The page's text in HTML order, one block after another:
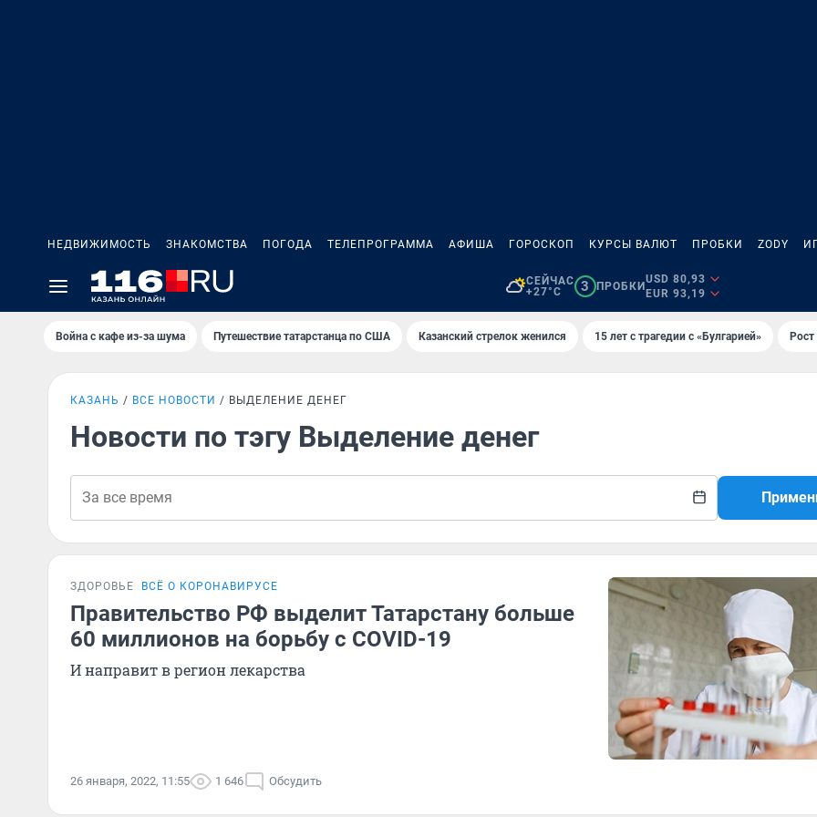
НЕДВИЖИМОСТЬ ЗНАКОМСТВА ПОГОДА ТЕЛЕПРОГРАММА АФИША ГОРОСКОП КУРСЫ ВАЛЮТ ПРОБКИ ZODY
СЕЙЧАС
+27°C
3 ПРОБКИ
USD 80,93
EUR 93,19
Война с кафе из-за шума Путешествие татарстанца по США Казанский стрелок женился 15 лет с трагедии с «Булгарией»
КАЗАНЬ ВСЕ НОВОСТИ ВЫДЕЛЕНИЕ ДЕНЕГ
Новости по тэгу Выделение денег
ЗДОРОВЬЕ ВСЁ О КОРОНАВИРУСЕ
Правительство РФ выделит Татарстану больше
60 миллионов на борьбу с COVID-19
И направит в регион лекарства
26 января, 2022, 11:55 1 646 Обсудить